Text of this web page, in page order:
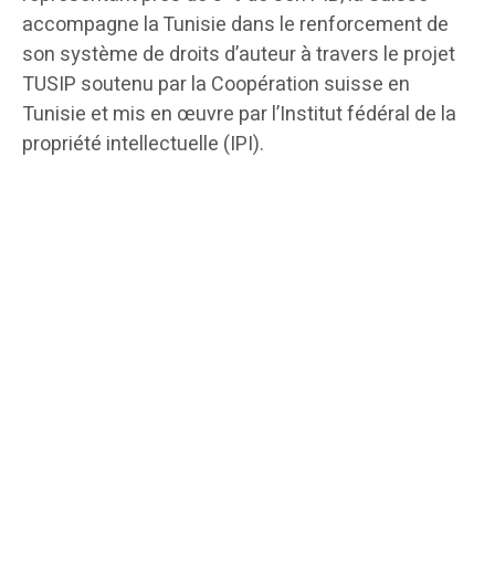
accompagne la Tunisie dans le renforcement de
son système de droits d’auteur à travers le projet
TUSIP soutenu par la Coopération suisse en
Tunisie et mis en œuvre par l’Institut fédéral de la
propriété intellectuelle (IPI).